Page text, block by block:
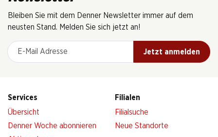
Bleiben Sie mit dem Denner Newsletter immer auf dem
neusten Stand. Melden Sie sich jetzt an!
E-Mail Adresse
Jetzt anmelden
Services
Übersicht
Denner Woche abonnieren
Filialen
Filialsuche
Neue Standorte